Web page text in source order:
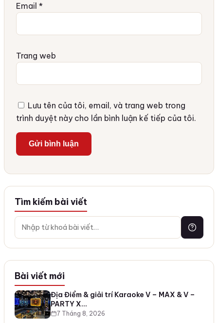
Email *
Trang web
Lưu tên của tôi, email, và trang web trong
trình duyệt này cho lần bình luận kế tiếp của tôi.
Tìm kiếm bài viết
Bài viết mới
Địa Điểm & giải trí Karaoke V – MAX & V –
PARTY X…
7 Tháng 8, 2026